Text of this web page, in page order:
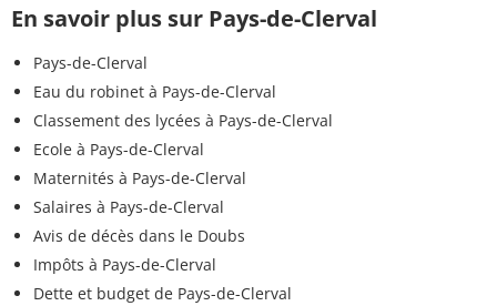
En savoir plus sur Pays-de-Clerval
Pays-de-Clerval
Eau du robinet à Pays-de-Clerval
Classement des lycées à Pays-de-Clerval
Ecole à Pays-de-Clerval
Maternités à Pays-de-Clerval
Salaires à Pays-de-Clerval
Avis de décès dans le Doubs
Impôts à Pays-de-Clerval
Dette et budget de Pays-de-Clerval